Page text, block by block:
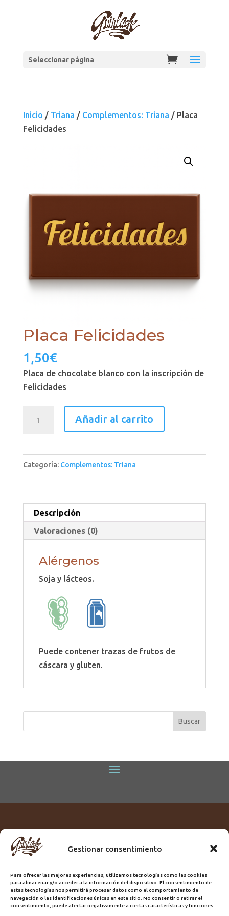
Gestionar consentimiento
Para ofrecer las mejores experiencias, utilizamos tecnologías como las cookies
para almacenar y/o acceder a la información del dispositivo. El consentimiento de
estas tecnologías nos permitirá procesar datos como el comportamiento de
navegación o las identificaciones únicas en este sitio. No consentir o retirar el
consentimiento, puede afectar negativamente a ciertas características y funciones.
Seleccionar página
Inicio / Triana / Complementos: Triana / Placa
Felicidades
Placa Felicidades
1,50€
Placa de chocolate blanco con la inscripción de
Felicidades
Añadir al carrito
Categoría: Complementos: Triana
Descripción
Valoraciones (0)
Alérgenos
Soja y lácteos.
Puede contener trazas de frutos de
cáscara y gluten.
Titular:
ROME GUIRLACHE SL.
Domicilio:Calle Triana, 68
Ciudad:Las Palmas de Gran Canaria
Registro Sanitario:GC/20/PH/7192